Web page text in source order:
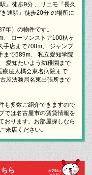
』徒歩9分 、リニモ『長久
通駅』徒歩20分 の場所に
年）の物件です。
、 ローソンストア100杁ヶ
手店まで708m、 ジャンブ
まで589m、 私立愛知学院
愛知たいよう幼稚園まで
法人橘会東名病院まで
屋法務局名東出張所まで
も多数ご紹介できますので
では名古屋市の賃貸情報を
おります。お部屋探しなら
来店ください。
ら